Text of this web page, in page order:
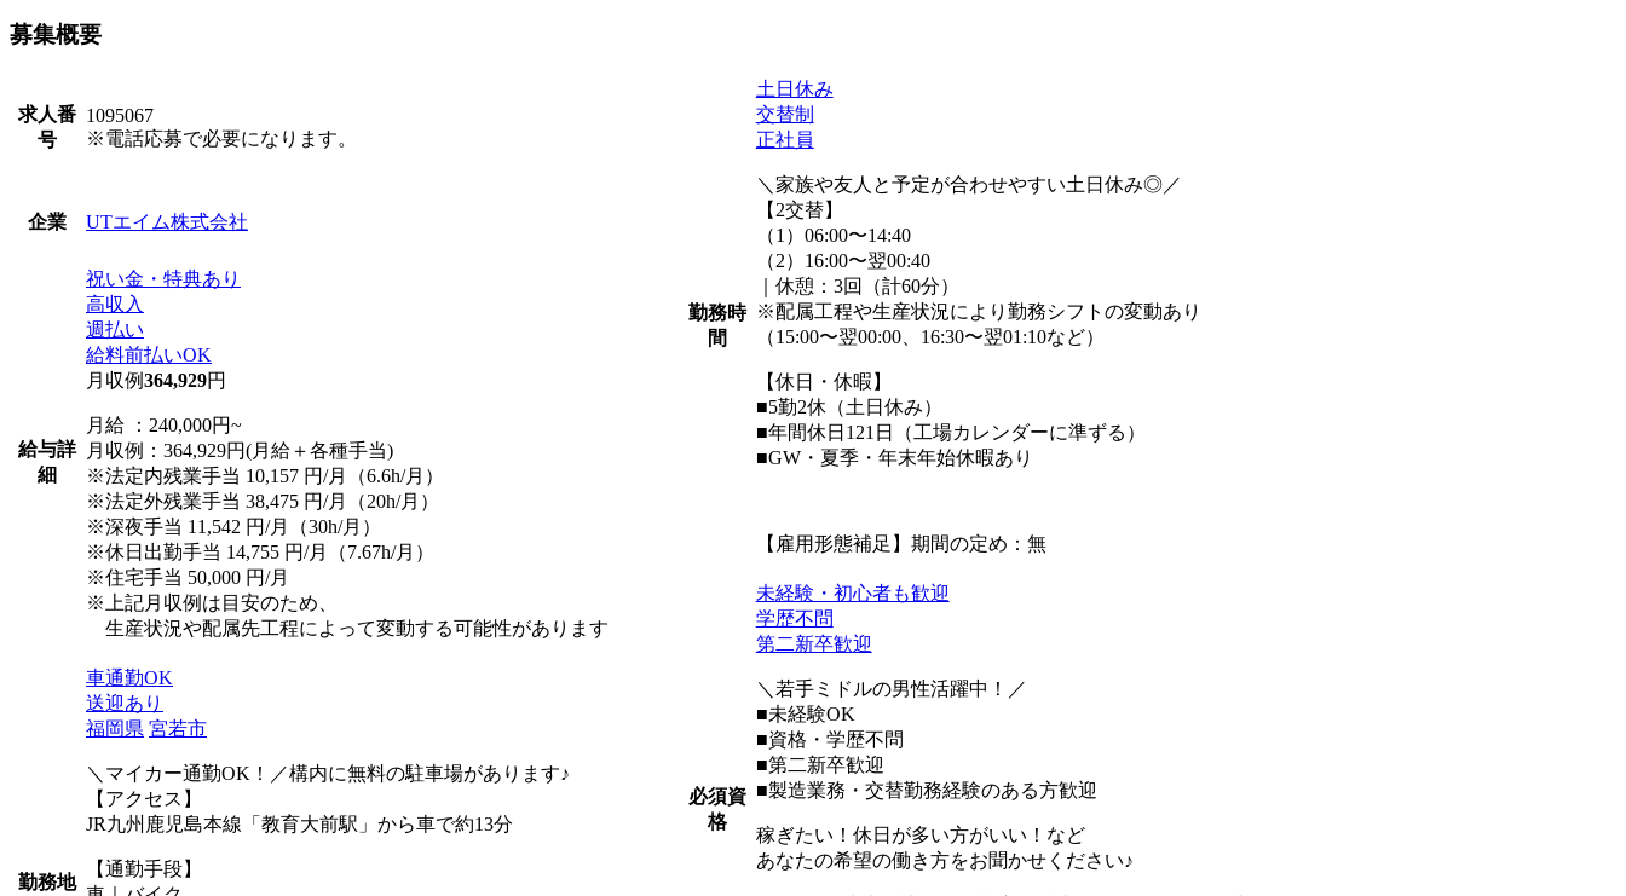
募集概要
求人番
号
1095067
※電話応募で必要になります。
企業 UTエイム株式会社
給与詳
細
祝い金・特典あり
高収入
週払い
給料前払いOK
月収例364,929円
月給 ：240,000円~
月収例：364,929円(月給＋各種手当)
※法定内残業手当 10,157 円/月（6.6h/月）
※法定外残業手当 38,475 円/月（20h/月）
※深夜手当 11,542 円/月（30h/月）
※休日出勤手当 14,755 円/月（7.67h/月）
※住宅手当 50,000 円/月
※上記月収例は目安のため、
生産状況や配属先工程によって変動する可能性があります
勤務地
車通勤OK
送迎あり
福岡県 宮若市
＼マイカー通勤OK！／構内に無料の駐車場があります♪
【アクセス】
JR九州鹿児島本線「教育大前駅」から車で約13分
【通勤手段】
勤務時
間
土日休み
交替制
正社員
＼家族や友人と予定が合わせやすい土日休み◎／
【2交替】
（1）06:00〜14:40
（2）16:00〜翌00:40
｜休憩：3回（計60分）
※配属工程や生産状況により勤務シフトの変動あり
（15:00〜翌00:00、16:30〜翌01:10など）
【休日・休暇】
■5勤2休（土日休み）
■年間休日121日（工場カレンダーに準ずる）
■GW・夏季・年末年始休暇あり
【雇用形態補足】期間の定め：無
必須資
格
未経験・初心者も歓迎
学歴不問
第二新卒歓迎
＼若手ミドルの男性活躍中！／
■未経験OK
■資格・学歴不問
■第二新卒歓迎
■製造業務・交替勤務経験のある方歓迎
稼ぎたい！休日が多い方がいい！など
あなたの希望の働き方をお聞かせください♪